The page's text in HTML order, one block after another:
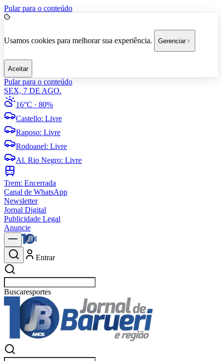
Pular para o conteúdo
Usamos cookies para melhorar sua experiência. Gerenciar
Aceitar
Pular para o conteúdo
SEX, 7 DE AGO.
16°C · 80%
Castello: Livre
Raposo: Livre
Rodoanel: Livre
Al. Rio Negro: Livre
Trem: Encerrada
Canal de WhatsApp
Newsletter
Jornal Digital
Publicidade Legal
Anuncie
Entrar
Buscarnot